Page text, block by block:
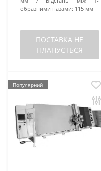
образними пазами: 115 мм
ПОСТАВКА НЕ
ПЛАНУЄТЬСЯ
Популярний